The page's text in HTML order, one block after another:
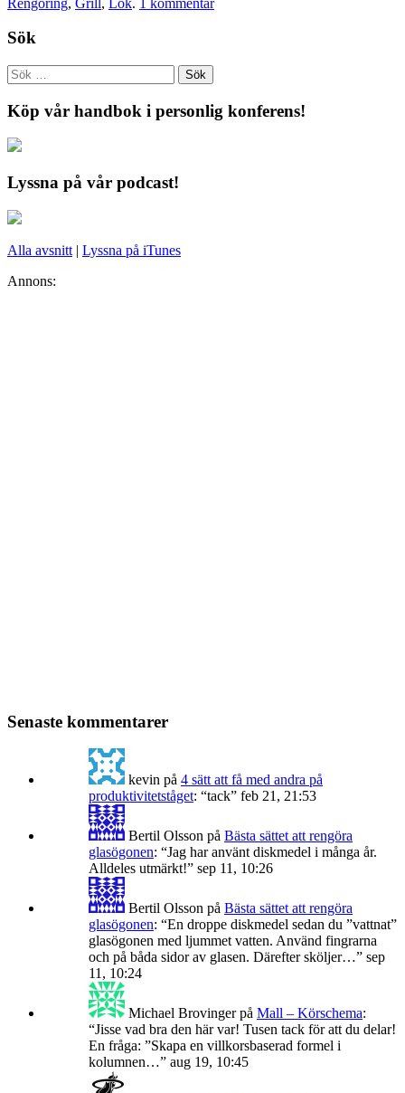
Sök
Köp vår handbok i personlig konferens!
Lyssna på vår podcast!
Alla avsnitt | Lyssna på iTunes
Annons:
Senaste kommentarer
kevin på 4 sätt att få med andra på
produktivitetståget: “tack” feb 21, 21:53
Bertil Olsson på Bästa sättet att rengöra
glasögonen: “Jag har använt diskmedel i många år.
Alldeles utmärkt!” sep 11, 10:26
Bertil Olsson på Bästa sättet att rengöra
glasögonen: “En droppe diskmedel sedan du ”vattnat”
glasögonen med ljummet vatten. Använd fingrarna
och på båda sidor av glasen. Därefter sköljer…” sep
11, 10:24
Michael Brovingerpå Mall – Körschema:
“Jisse vad bra den här var! Tusen tack för att du delar!
En fråga: ”Skapa en villkorsbaserad formel i
kolumnen…” aug 19, 10:45